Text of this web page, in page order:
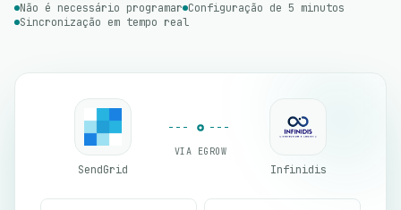
Não é necessário programar Configuração de 5 minutos
Sincronização em tempo real
SendGrid
VIA EGROW
Infinidis